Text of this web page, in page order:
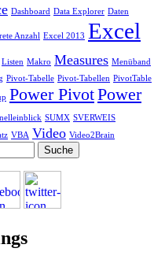
Dashboard Data Explorer Daten
Anzahl Excel 2013 Excel
Listen Makro Measures Menüband
Pivot-Tabelle Pivot-Tabellen PivotTable
Power PivotPower
SUMX SVERWEIS
VBA Video Video2Brain